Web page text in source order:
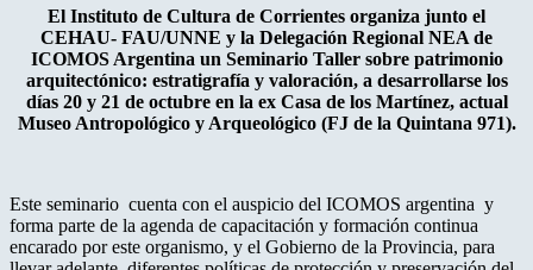
El Instituto de Cultura de Corrientes organiza junto el
CEHAU- FAU/UNNE y la Delegación Regional NEA de
ICOMOS Argentina un Seminario Taller sobre patrimonio
arquitectónico: estratigrafía y valoración, a desarrollarse los
días 20 y 21 de octubre en la ex Casa de los Martínez, actual
Museo Antropológico y Arqueológico (FJ de la Quintana 971).
Este seminario cuenta con el auspicio del ICOMOS argentina y
forma parte de la agenda de capacitación y formación continua
encarado por este organismo, y el Gobierno de la Provincia, para